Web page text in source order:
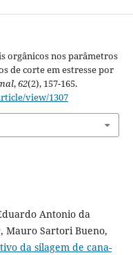
orgânicos nos parâmetros
de corte em estresse por
,62(2), 157-165.
view/1307
Antonio da
Mauro Sartori Bueno,
da silagem de cana-